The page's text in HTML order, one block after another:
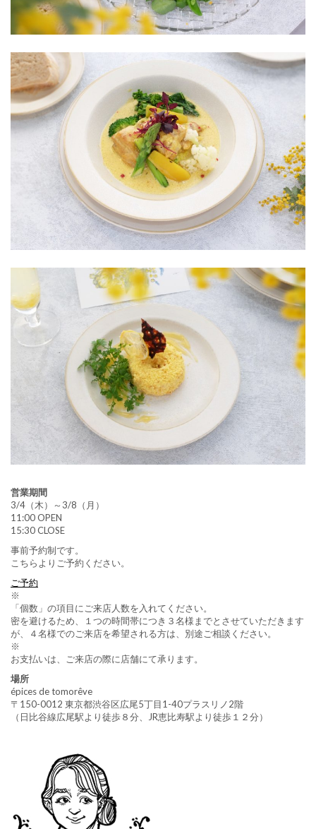
営業期間
3/4（木）～3/8（月）
11:00 OPEN
15:30 CLOSE
事前予約制です。
こちらよりご予約ください。
ご予約
※
「個数」の項目にご来店人数を入れてください。
密を避けるため、１つの時間帯につき３名様までとさせていただきます
が、４名様でのご来店を希望される方は、別途ご相談ください。
※
お支払いは、ご来店の際に店舗にて承ります。
場所
épices de tomorêve
〒150-0012 東京都渋谷区広尾5丁目1-40プラスリノ2階
（日比谷線広尾駅より徒歩８分、JR恵比寿駅より徒歩１２分）